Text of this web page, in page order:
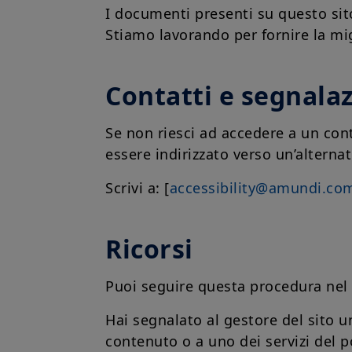
I documenti presenti su questo
Stiamo lavorando per fornire la
Contatti e
Se non riesci ad accedere a un
essere indirizzato verso
Scrivi a: [
Ricorsi
Puoi seguire questa procedura
Hai segnalato al gestore del sito
contenuto o a uno dei servizi del